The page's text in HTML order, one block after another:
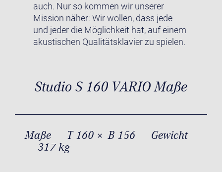
auch. Nur so kommen wir unserer
Mission näher: Wir wollen, dass jede
und jeder die Möglichkeit hat, auf einem
akustischen Qualitätsklavier zu spielen.
Studio S 160 VARIO Maße
Maße T 160 × B 156
Gewicht
317 kg